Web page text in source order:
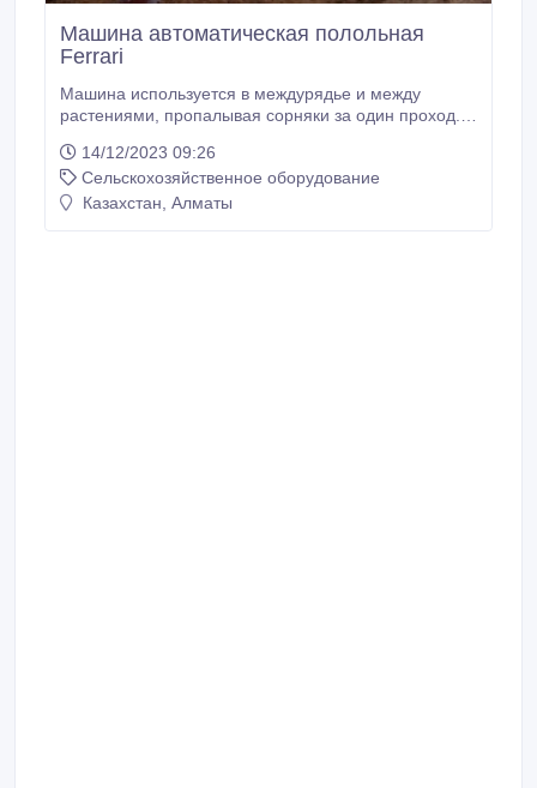
Машина автоматическая полольная
Ferrari
Машина используется в междурядье и между
растениями, пропалывая сорняки за один проход.
приподнимается по ходу движения благодаря
гидравлическим поршням. Компоненты машины
соответствуют количеству рядов, подлежащих
14/12/2023 09:26
Сельскохозяйственное оборудование
Казахстан, Алматы